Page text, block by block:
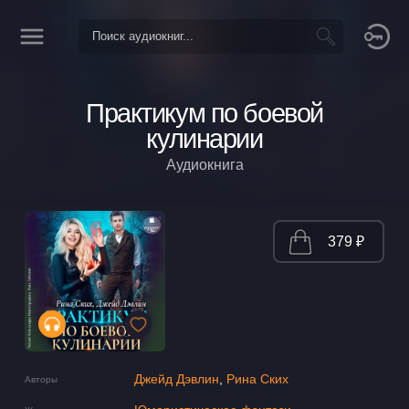
Практикум по боевой
кулинарии
Аудиокнига
Авторы Джейд Дэвлин Рина Ских
379 ₽